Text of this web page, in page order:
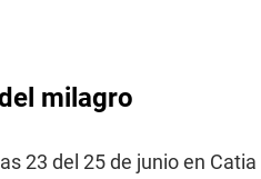
milagro
23 del 25 de junio en